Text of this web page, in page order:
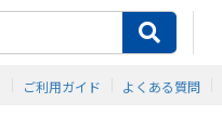
ご利用ガイド よくある質問